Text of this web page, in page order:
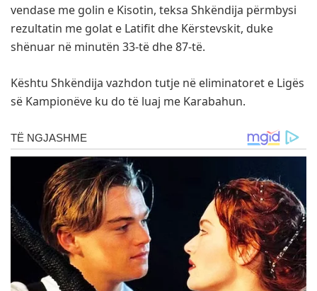
vendase me golin e Kisotin, teksa Shkëndija përmbysi
rezultatin me golat e Latifit dhe Kërstevskit, duke
shënuar në minutën 33-të dhe 87-të.
Kështu Shkëndija vazhdon tutje në eliminatoret e Ligës
së Kampionëve ku do të luaj me Karabahun.